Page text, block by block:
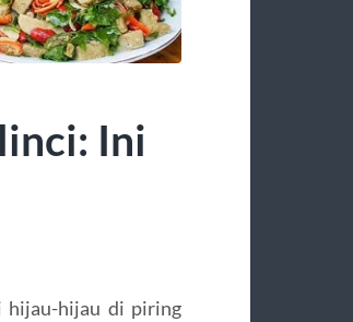
Ini
hijau-hijau di piring